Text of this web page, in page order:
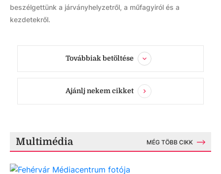
beszélgettünk a járványhelyzetről, a műfagyiról és a
kezdetekről.
Továbbiak betöltése
Ajánlj nekem cikket
Multimédia MÉG TÖBB CIKK